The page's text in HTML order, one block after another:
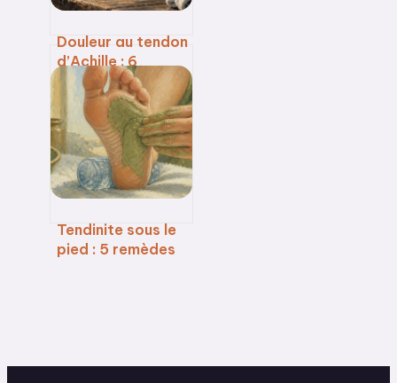
Douleur au tendon
d’Achille : 6
semaines de
protocole pour
guérir et 3 erreurs
à éviter
Tendinite sous le
pied : 5 remèdes